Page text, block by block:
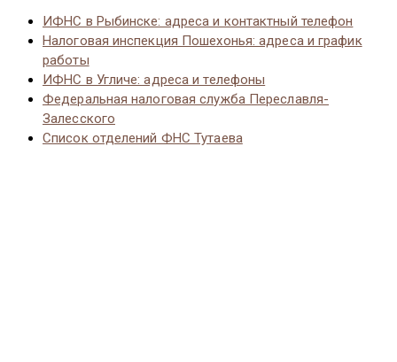
ИФНС в Рыбинске: адреса и контактный телефон
Налоговая инспекция Пошехонья: адреса и график
работы
ИФНС в Угличе: адреса и телефоны
Федеральная налоговая служба Переславля-
Залесского
Список отделений ФНС Тутаева